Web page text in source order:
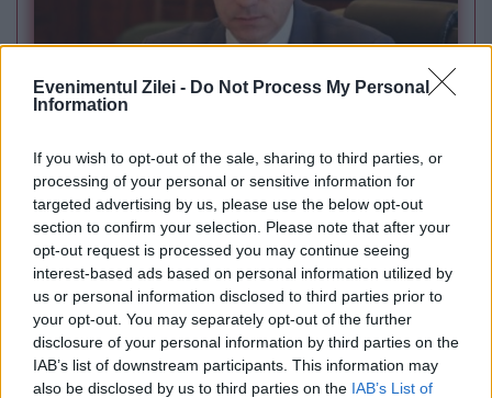
Evenimentul Zilei - Do Not Process My Personal
Information
If you wish to opt-out of the sale, sharing to third parties, or
processing of your personal or sensitive information for
targeted advertising by us, please use the below opt-out
section to confirm your selection. Please note that after your
opt-out request is processed you may continue seeing
interest-based ads based on personal information utilized by
us or personal information disclosed to third parties prior to
your opt-out. You may separately opt-out of the further
disclosure of your personal information by third parties on the
IAB’s list of downstream participants. This information may
also be disclosed by us to third parties on the IAB’s List of
Mihai Fifor pune România față în față cu noua
realitate geopolitică: Bucureștiul a luat o
pauză de la a conta